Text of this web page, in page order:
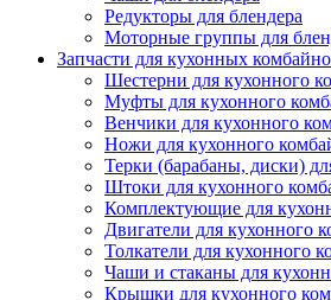
Редукторы для блендера
Моторные группы для
Запчасти для кухонных
Шестерни для кухонного
Муфты для кухонного
Венчики для кухонного
Ножи для кухонного
Терки (барабаны, диски)
Штоки для кухонного
Комплектующие для
Двигатели для кухонного
Толкатели для кухонного
Чаши и стаканы для
Крышки для кухонного